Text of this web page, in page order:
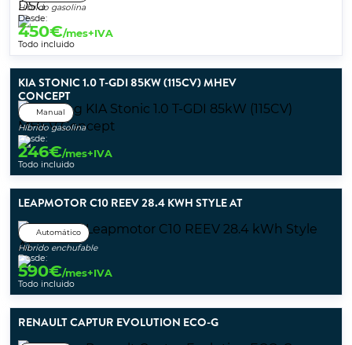
Híbrido gasolina
Desde:
450€/mes+IVA
Todo incluido
KIA STONIC 1.0 T-GDI 85KW (115CV) MHEV
CONCEPT
Manual
Híbrido gasolina
Desde:
246€/mes+IVA
Todo incluido
LEAPMOTOR C10 REEV 28.4 KWH STYLE AT
Automático
Híbrido enchufable
Desde:
590€/mes+IVA
Todo incluido
RENAULT CAPTUR EVOLUTION ECO-G